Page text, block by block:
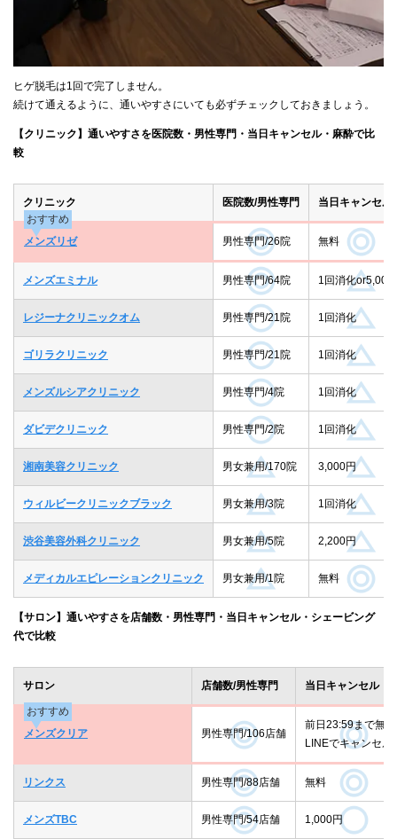
ヒゲ脱毛は1回で完了しません。
続けて通えるように、通いやすさにいても必ずチェックしておきましょう。
【クリニック】通いやすさを医院数・男性専門・当日キャンセル・麻酔で比
較
クリニック 医院数/男性専門
当日キャンセル
おすすめ
メンズリゼ
男性専門/26院 無料
メンズエミナル 男性専門/64院 1回消化or5,000
レジーナクリニックオム 男性専門/21院 1回消化
ゴリラクリニック 男性専門/21院 1回消化
メンズルシアクリニック 男性専門/4院 1回消化
ダビデクリニック 男性専門/2院 1回消化
湘南美容クリニック 男女兼用/170院 3,000円
ウィルビークリニックブラック 男女兼用/3院 1回消化
渋谷美容外科クリニック 男女兼用/5院 2,200円
メディカルエピレーションクリニック 男女兼用/1院 無料
【サロン】通いやすさを店舗数・男性専門・当日キャンセル・シェービング
代で比較
サロン 店舗数/男性専門 当日キャンセル
おすすめ
メンズクリア
男性専門/106店舗
前日23:59まで無料
LINEでキャンセル
リンクス 男性専門/88店舗 無料
メンズTBC 男性専門/54店舗 1,000円